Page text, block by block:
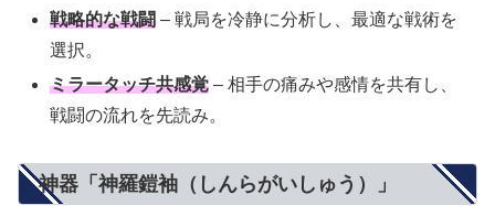
戦略的な戦闘 – 戦局を冷静に分析し、最適な戦術を
選択。
ミラータッチ共感覚 – 相手の痛みや感情を共有し、
戦闘の流れを先読み。
神器「神羅鎧袖（しんらがいしゅう）」